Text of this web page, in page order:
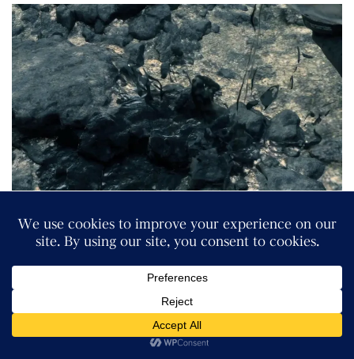
速にカメラが喉の奥からサムの顔の前へ戻ってきます。
BB を抱いてあの世から帰還したサムは盛大にタールを吐
き出します。たぶん、結び目で溺れたときに飲み込んだ海
水なんでしょうね。つまりあそこの海はこのタールで満た
されているんだと思います。
結び目から帰還したサムがタールを吐くのは通常プレイで